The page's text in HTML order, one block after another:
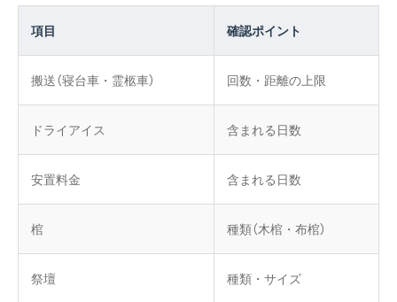
項目 確認ポイント
搬送（寝台車・霊柩車） 回数・距離の上限
ドライアイス 含まれる日数
安置料金 含まれる日数
棺 種類（木棺・布棺）
祭壇 種類・サイズ